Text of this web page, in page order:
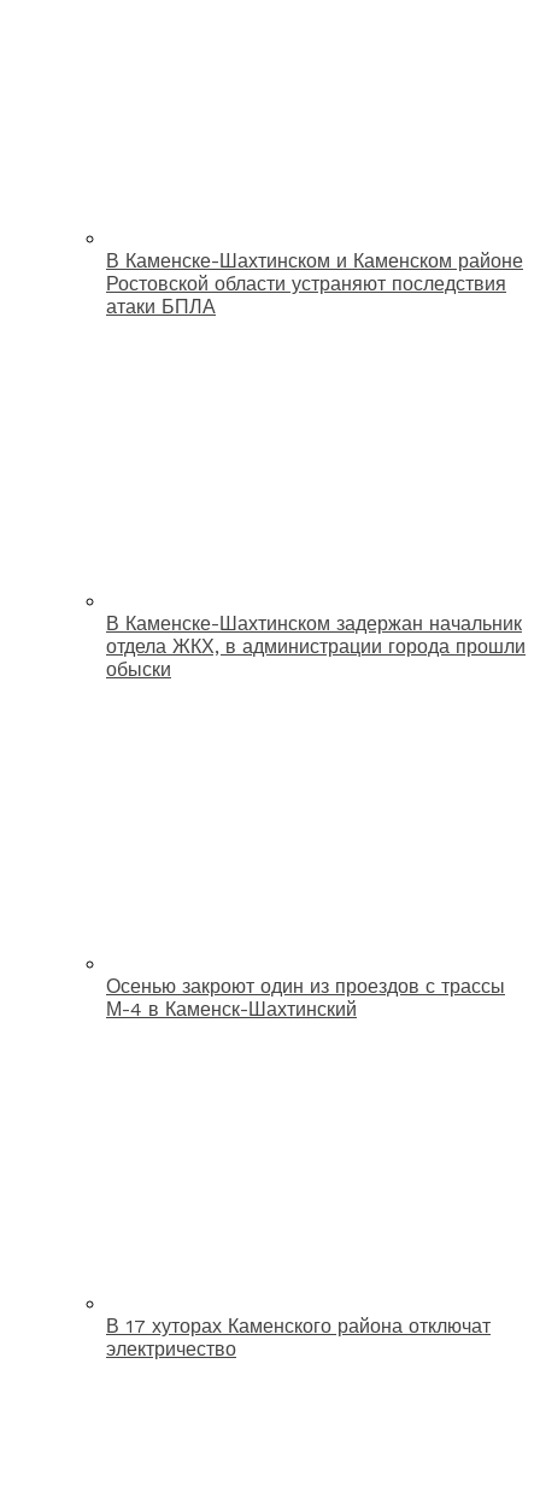
В Каменске-Шахтинском и Каменском районе
Ростовской области устраняют последствия
атаки БПЛА
В Каменске-Шахтинском задержан начальник
отдела ЖКХ, в администрации города прошли
обыски
Осенью закроют один из проездов с трассы
М-4 в Каменск-Шахтинский
В 17 хуторах Каменского района отключат
электричество